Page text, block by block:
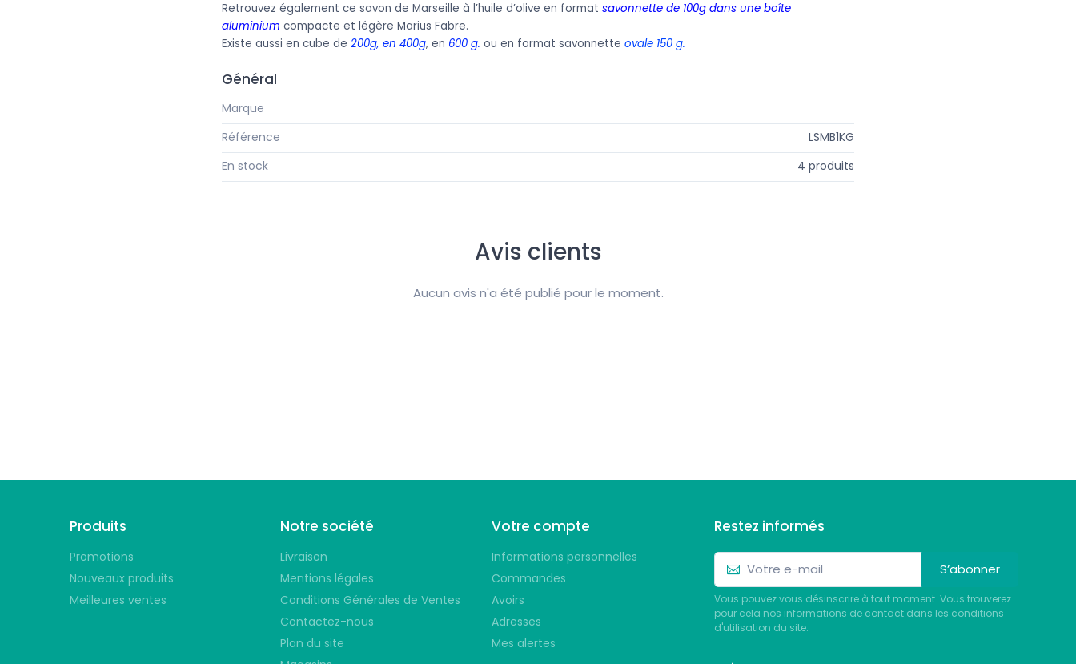
Retrouvez également ce savon de Marseille à l’huile d’olive en format savonnette de 100g dans une boîte
aluminium compacte et légère Marius Fabre.
Existe aussi en cube de 200g, en 400g, en 600 g. ou en format savonnette ovale 150 g.
Général
Marque
Référence
LSMB1KG
En stock
4 produits
Avis clients
Aucun avis n'a été publié pour le moment.
Produits
Promotions
Nouveaux produits
Meilleures ventes
Notre société
Livraison
Mentions légales
Conditions Générales de Ventes
Contactez-nous
Plan du site
Votre compte
Informations personnelles
Commandes
Avoirs
Adresses
Mes alertes
Restez informés
S’abonner
Vous pouvez vous désinscrire à tout moment. Vous trouverez
pour cela nos informations de contact dans les conditions
d'utilisation du site.